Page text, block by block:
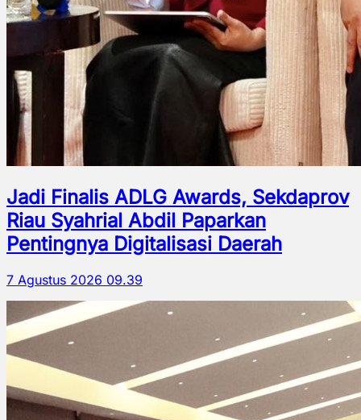
Jadi Finalis ADLG Awards, Sekdaprov
Riau Syahrial Abdil Paparkan
Pentingnya Digitalisasi Daerah
7 Agustus 2026 09.39